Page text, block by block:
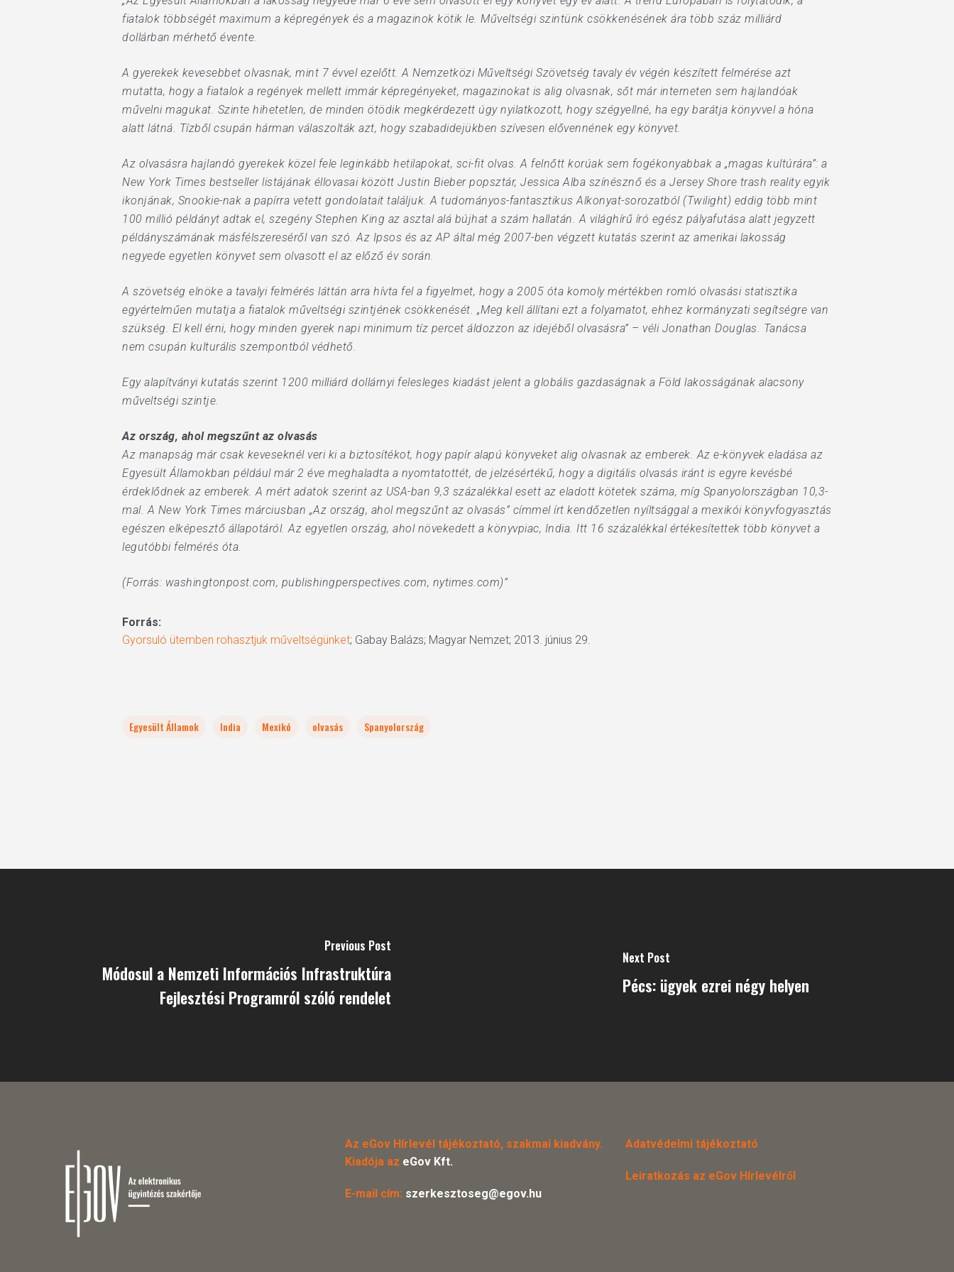
Hit enter to search or ESC to close
fiatalok többségét maximum a képregények és a magazinok kötik le. Műveltségi szintünk csökkenésének ára több száz milliárd
dollárban mérhető évente.
A gyerekek kevesebbet olvasnak, mint 7 évvel ezelőtt. A Nemzetközi Műveltségi Szövetség tavaly év végén készített felmérése azt
mutatta, hogy a fiatalok a regények mellett immár képregényeket, magazinokat is alig olvasnak, sőt már interneten sem hajlandóak
művelni magukat. Szinte hihetetlen, de minden ötödik megkérdezett úgy nyilatkozott, hogy szégyellné, ha egy barátja könyvvel a hóna
alatt látná. Tízből csupán hárman válaszolták azt, hogy szabadidejükben szívesen elővennének egy könyvet.
Az olvasásra hajlandó gyerekek közel fele leginkább hetilapokat, sci-fit olvas. A felnőtt korúak sem fogékonyabbak a „magas kultúrára”: a
New York Times bestseller listájának éllovasai között Justin Bieber popsztár, Jessica Alba színésznő és a Jersey Shore trash reality egyik
ikonjának, Snookie-nak a papírra vetett gondolatait találjuk. A tudományos-fantasztikus Alkonyat-sorozatból (Twilight) eddig több mint
100 millió példányt adtak el, szegény Stephen King az asztal alá bújhat a szám hallatán. A világhírű író egész pályafutása alatt jegyzett
példányszámának másfélszereséről van szó. Az Ipsos és az AP által még 2007-ben végzett kutatás szerint az amerikai lakosság
negyede egyetlen könyvet sem olvasott el az előző év során.
A szövetség elnöke a tavalyi felmérés láttán arra hívta fel a figyelmet, hogy a 2005 óta komoly mértékben romló olvasási statisztika
egyértelműen mutatja a fiatalok műveltségi szintjének csökkenését. „Meg kell állítani ezt a folyamatot, ehhez kormányzati segítségre van
szükség. El kell érni, hogy minden gyerek napi minimum tíz percet áldozzon az idejéből olvasásra” – véli Jonathan Douglas. Tanácsa
nem csupán kulturális szempontból védhető.
Egy alapítványi kutatás szerint 1200 milliárd dollárnyi felesleges kiadást jelent a globális gazdaságnak a Föld lakosságának alacsony
műveltségi szintje.
Az ország, ahol megszűnt az olvasás
Az manapság már csak keveseknél veri ki a biztosítékot, hogy papír alapú könyveket alig olvasnak az emberek. Az e-könyvek eladása az
Egyesült Államokban például már 2 éve meghaladta a nyomtatottét, de jelzésértékű, hogy a digitális olvasás iránt is egyre kevésbé
érdeklődnek az emberek. A mért adatok szerint az USA-ban 9,3 százalékkal esett az eladott kötetek száma, míg Spanyolországban 10,3-
mal. A New York Times márciusban „Az ország, ahol megszűnt az olvasás” címmel írt kendőzetlen nyíltsággal a mexikói könyvfogyasztás
egészen elképesztő állapotáról. Az egyetlen ország, ahol növekedett a könyvpiac, India. Itt 16 százalékkal értékesítettek több könyvet a
legutóbbi felmérés óta.
(Forrás: washingtonpost.com, publishingperspectives.com, nytimes.com)”
Forrás:
Gyorsuló ütemben rohasztjuk műveltségünket; Gabay Balázs; Magyar Nemzet; 2013. június 29.
Egyesült Államok India Mexikó olvasás Spanyolország
Previous Post
Módosul a Nemzeti Információs Infrastruktúra
Fejlesztési Programról szóló rendelet
Next Post
Pécs: ügyek ezrei négy helyen
Az eGov Hírlevél tájékoztató, szakmai kiadvány.
Kiadója az eGov Kft.
E-mail cím: szerkesztoseg@egov.hu
Adatvédelmi tájékoztató
Leiratkozás az eGov Hírlevélről